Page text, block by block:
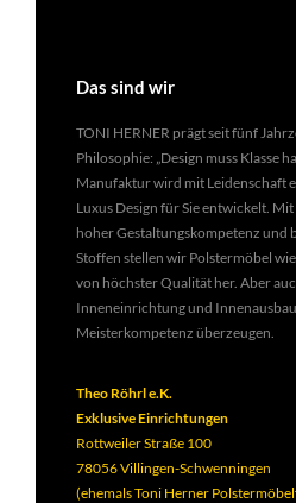
Das sind wir
TONI HERNER prägt seit fünf
Philosophie: „Design muss Klasse
Manufaktur wird mit Leidenschaft
Luxus Design für Sie entwickelt.
hoher Gestaltungskompetenz und
Stoffen stellen wir Polstermöbel wie
von höchster Qualität her. Aber
Inneneinrichtung und
Meisterkompetenz überzeugen.
Theo Röhrl e.K.
Exklusive Einrichtungen
Rottweiler Straße 100
78056 Villingen-Schwenningen
(ehemals Toni Herner